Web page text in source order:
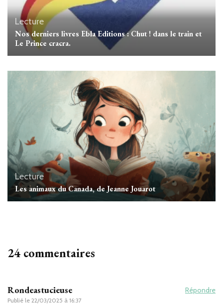
Lecture
Nos derniers livres Ebla Editions : Chut ! dans le train et
Le Prince cracra.
Lecture
Les animaux du Canada, de Jeanne Jouarot
24 commentaires
Rondeastucieuse
Publié le 22/03/2025 à 16:37
Répondre